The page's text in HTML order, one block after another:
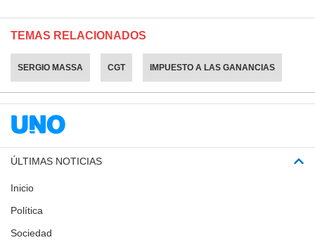
TEMAS RELACIONADOS
SERGIO MASSA CGT IMPUESTO A LAS GANANCIAS
ÚLTIMAS NOTICIAS
Inicio
Política
Sociedad